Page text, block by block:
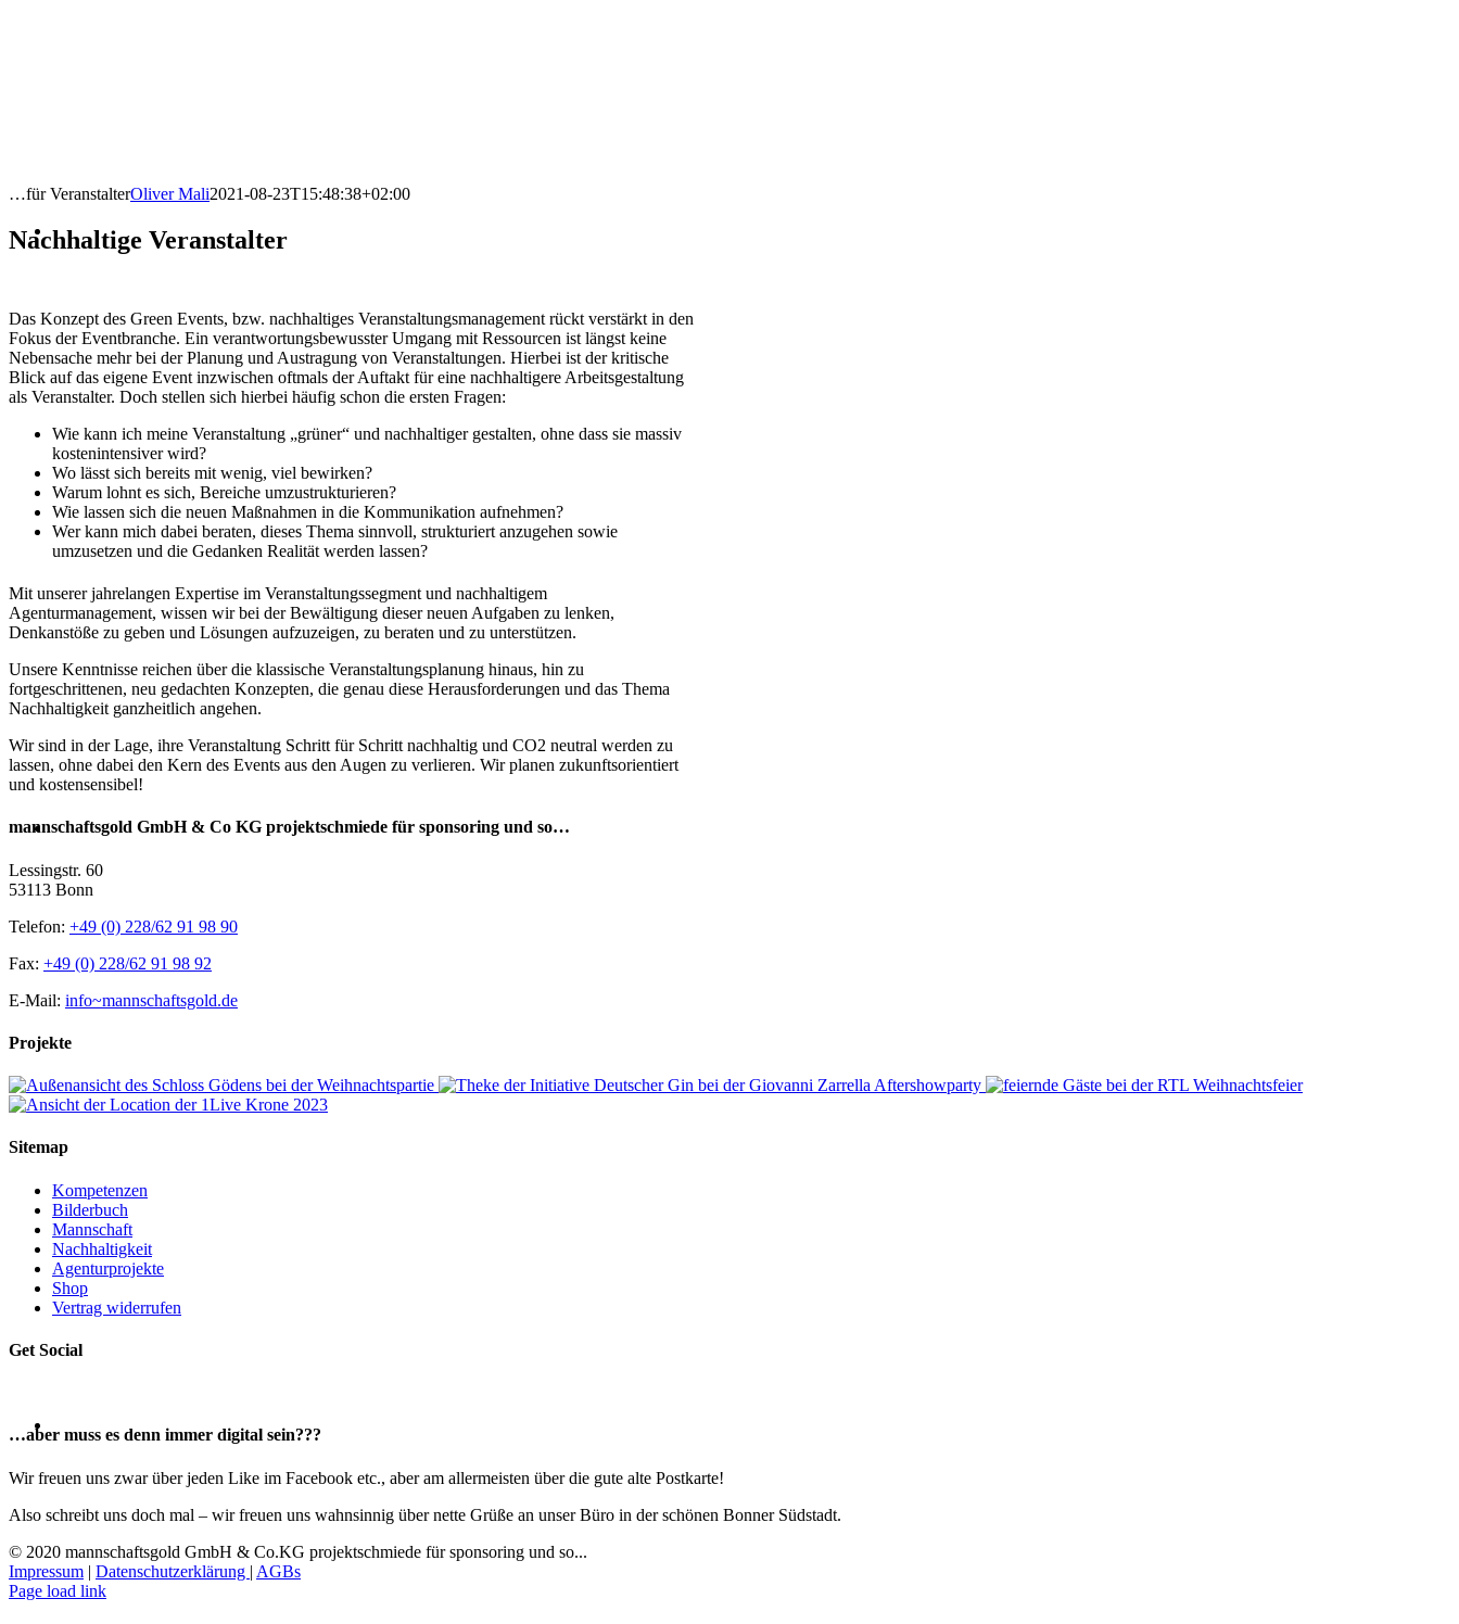
…für VeranstalterOliver Mali2021-08-23T15:48:38+02:00
Nachhaltige Veranstalter
Das Konzept des Green Events, bzw. nachhaltiges Veranstaltungsmanagement rückt verstärkt in den
Fokus der Eventbranche. Ein verantwortungsbewusster Umgang mit Ressourcen ist längst keine
Nebensache mehr bei der Planung und Austragung von Veranstaltungen. Hierbei ist der kritische
Blick auf das eigene Event inzwischen oftmals der Auftakt für eine nachhaltigere Arbeitsgestaltung
als Veranstalter. Doch stellen sich hierbei häufig schon die ersten Fragen:
Wie kann ich meine Veranstaltung „grüner“ und nachhaltiger gestalten, ohne dass sie massiv
kostenintensiver wird?
Wo lässt sich bereits mit wenig, viel bewirken?
Warum lohnt es sich, Bereiche umzustrukturieren?
Wie lassen sich die neuen Maßnahmen in die Kommunikation aufnehmen?
Wer kann mich dabei beraten, dieses Thema sinnvoll, strukturiert anzugehen sowie
umzusetzen und die Gedanken Realität werden lassen?
Mit unserer jahrelangen Expertise im Veranstaltungssegment und nachhaltigem
Agenturmanagement, wissen wir bei der Bewältigung dieser neuen Aufgaben zu lenken,
Denkanstöße zu geben und Lösungen aufzuzeigen, zu beraten und zu unterstützen.
Unsere Kenntnisse reichen über die klassische Veranstaltungsplanung hinaus, hin zu
fortgeschrittenen, neu gedachten Konzepten, die genau diese Herausforderungen und das Thema
Nachhaltigkeit ganzheitlich angehen.
Wir sind in der Lage, ihre Veranstaltung Schritt für Schritt nachhaltig und CO2 neutral werden zu
lassen, ohne dabei den Kern des Events aus den Augen zu verlieren. Wir planen zukunftsorientiert
und kostensensibel!
mannschaftsgold GmbH & Co KG projektschmiede für sponsoring und so…
Lessingstr. 60
53113 Bonn
Telefon: +49 (0) 228/62 91 98 90
Fax: +49 (0) 228/62 91 98 92
E-Mail: info~mannschaftsgold.de
Projekte
Sitemap
Kompetenzen
Bilderbuch
Mannschaft
Nachhaltigkeit
Agenturprojekte
Shop
Vertrag widerrufen
Get Social
…aber muss es denn immer digital sein???
Wir freuen uns zwar über jeden Like im Facebook etc., aber am allermeisten über die gute alte Postkarte!
Also schreibt uns doch mal – wir freuen uns wahnsinnig über nette Grüße an unser Büro in der schönen Bonner Südstadt.
© 2020 mannschaftsgold GmbH & Co.KG projektschmiede für sponsoring und so...
Impressum | Datenschutzerklärung | AGBs
Facebook
Instagram
LinkedIn
E-
Page load link